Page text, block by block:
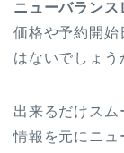
ニューバラン
価格や予約開始
はないでしょう
出来るだけス
情報を元にニュ